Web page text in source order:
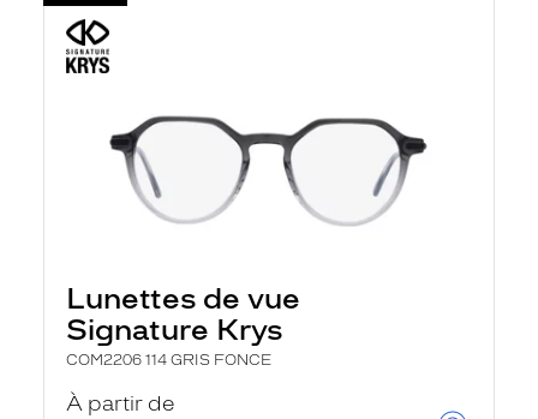
Lunettes de vue
Signature Krys
COM2206 114 GRIS FONCE
À partir de